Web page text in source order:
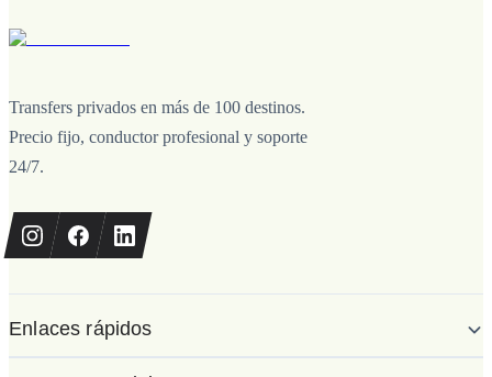
Transfers privados en más de 100 destinos.
Precio fijo, conductor profesional y soporte
24/7.
Enlaces rápidos